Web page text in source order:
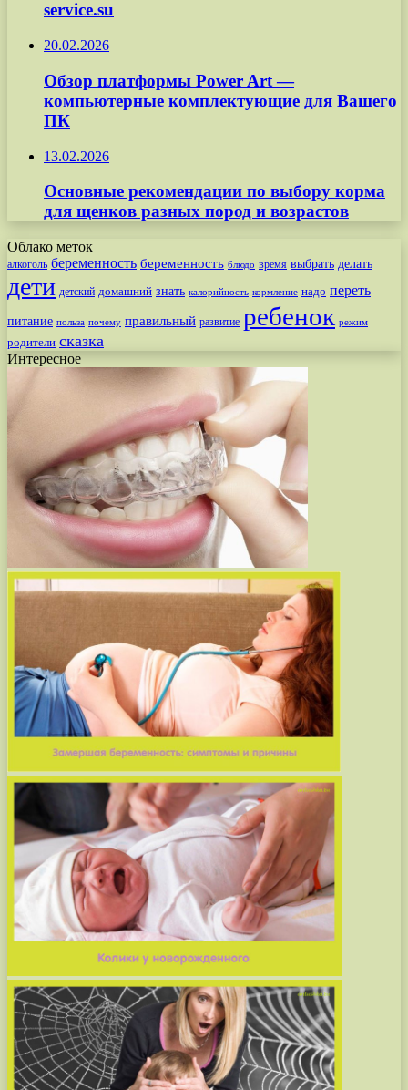
service.su
20.02.2026
Обзор платформы Power Art —
компьютерные комплектующие для Вашего
ПК
13.02.2026
Основные рекомендации по выбору корма
для щенков разных пород и возрастов
Облако меток
алкоголь беременность беременность блюдо время выбрать делать
дети детский домашний знать калорийность кормление надо переть
питание польза почему правильный развитие ребенок режим
родители сказка
Интересное